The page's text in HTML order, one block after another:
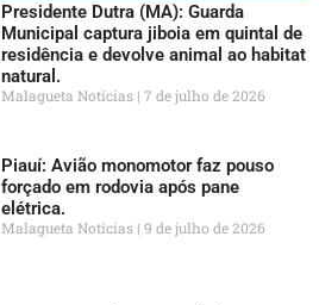
Presidente Dutra (MA): Guarda
Municipal captura jiboia em quintal de
residência e devolve animal ao habitat
natural.
Malagueta Notícias 7 de julho de 2026
Piauí: Avião monomotor faz pouso
forçado em rodovia após pane
elétrica.
Malagueta Notícias 9 de julho de 2026